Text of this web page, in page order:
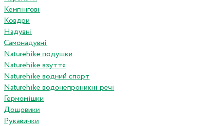
Кемпінгові
Ковдри
Надувні
Самонадувні
Naturehike подушки
Naturehike взуття
Naturehike водний спорт
Naturehike водонепроникні речі
Гермомішки
Дощовики
Рукавички